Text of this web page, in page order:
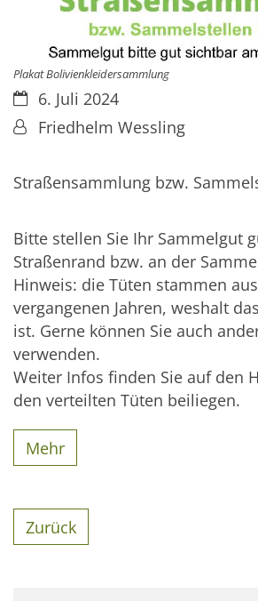
Plakat Bolivienkleidersammlung
Datum:6. Juli 2024
Von:Friedhelm Wessling
Straßensammlung bzw.
Bitte stellen Sie Ihr Sammelgut
Straßenrand bzw. an der
Hinweis: die Tüten stammen
vergangenen Jahren, weshalt
ist. Gerne können Sie auch
verwenden.
Weiter Infos finden Sie auf den
den verteilten Tüten beiliegen.
Mehr
Zurück